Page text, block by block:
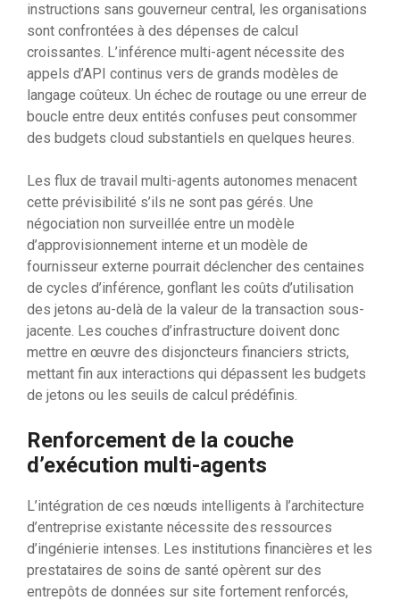
instructions sans gouverneur central, les organisations
sont confrontées à des dépenses de calcul
croissantes. L’inférence multi-agent nécessite des
appels d’API continus vers de grands modèles de
langage coûteux. Un échec de routage ou une erreur de
boucle entre deux entités confuses peut consommer
des budgets cloud substantiels en quelques heures.
Les flux de travail multi-agents autonomes menacent
cette prévisibilité s’ils ne sont pas gérés. Une
négociation non surveillée entre un modèle
d’approvisionnement interne et un modèle de
fournisseur externe pourrait déclencher des centaines
de cycles d’inférence, gonflant les coûts d’utilisation
des jetons au-delà de la valeur de la transaction sous-
jacente. Les couches d’infrastructure doivent donc
mettre en œuvre des disjoncteurs financiers stricts,
mettant fin aux interactions qui dépassent les budgets
de jetons ou les seuils de calcul prédéfinis.
Renforcement de la couche
d’exécution multi-agents
L’intégration de ces nœuds intelligents à l’architecture
d’entreprise existante nécessite des ressources
d’ingénierie intenses. Les institutions financières et les
prestataires de soins de santé opèrent sur des
entrepôts de données sur site fortement renforcés,